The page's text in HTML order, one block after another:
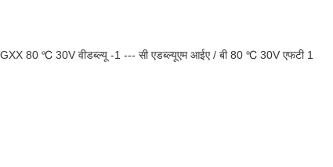
80 ℃ 30V वीडब्ल्यू -1 --- सी एडब्ल्यूएम आईए / बी 80 ℃ 30V एफटी 1